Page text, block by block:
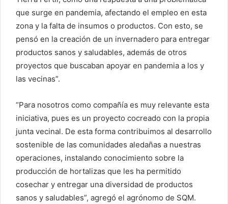
que surge en pandemia, afectando el empleo en esta
zona y la falta de insumos o productos. Con esto, se
pensó en la creación de un invernadero para entregar
productos sanos y saludables, además de otros
proyectos que buscaban apoyar en pandemia a los y
las vecinas”.
“Para nosotros como compañía es muy relevante esta
iniciativa, pues es un proyecto cocreado con la propia
junta vecinal. De esta forma contribuimos al desarrollo
sostenible de las comunidades aledañas a nuestras
operaciones, instalando conocimiento sobre la
producción de hortalizas que les ha permitido
cosechar y entregar una diversidad de productos
sanos y saludables”, agregó el agrónomo de SQM.